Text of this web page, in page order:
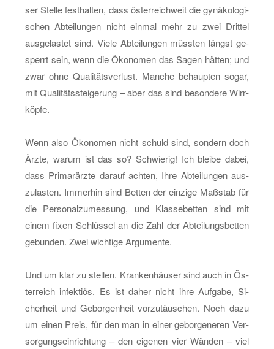
ser Stel­le fest­hal­ten, dass ös­ter­reich­weit die gy­nä­ko­lo­gi­
schen Ab­tei­lun­gen nicht ein­mal mehr zu zwei Drit­tel
aus­ge­las­tet sind. Viele Ab­tei­lun­gen müss­ten längst ge­
sperrt sein, wenn die Öko­no­men das Sagen hät­ten; und
zwar ohne Qua­li­täts­ver­lust. Man­che be­haup­ten sogar,
mit Qua­li­täts­stei­ge­rung – aber das sind be­son­de­re Wirr­
köp­fe.
Wenn also Öko­no­men nicht schuld sind, son­dern doch
Ärzte, warum ist das so? Schwie­rig! Ich blei­be dabei,
dass Pri­mar­ärz­te dar­auf ach­ten, Ihre Ab­tei­lun­gen aus­
zu­las­ten. Im­mer­hin sind Bet­ten der ein­zi­ge Maß­stab für
die Per­so­nal­zu­mes­sung, und Klas­se­bet­ten sind mit
einem fixen Schlüs­sel an die Zahl der Ab­tei­lungs­bet­ten
ge­bun­den. Zwei wich­ti­ge Ar­gu­men­te.
Und um klar zu stel­len. Kran­ken­häu­ser sind auch in Ös­
ter­reich in­fek­ti­ös. Es ist daher nicht ihre Auf­ga­be, Si­
cher­heit und Ge­bor­gen­heit vor­zu­täu­schen. Noch dazu
um einen Preis, für den man in einer ge­bor­ge­ne­ren Ver­
sor­gungs­ein­rich­tung – den ei­ge­nen vier Wän­den – viel